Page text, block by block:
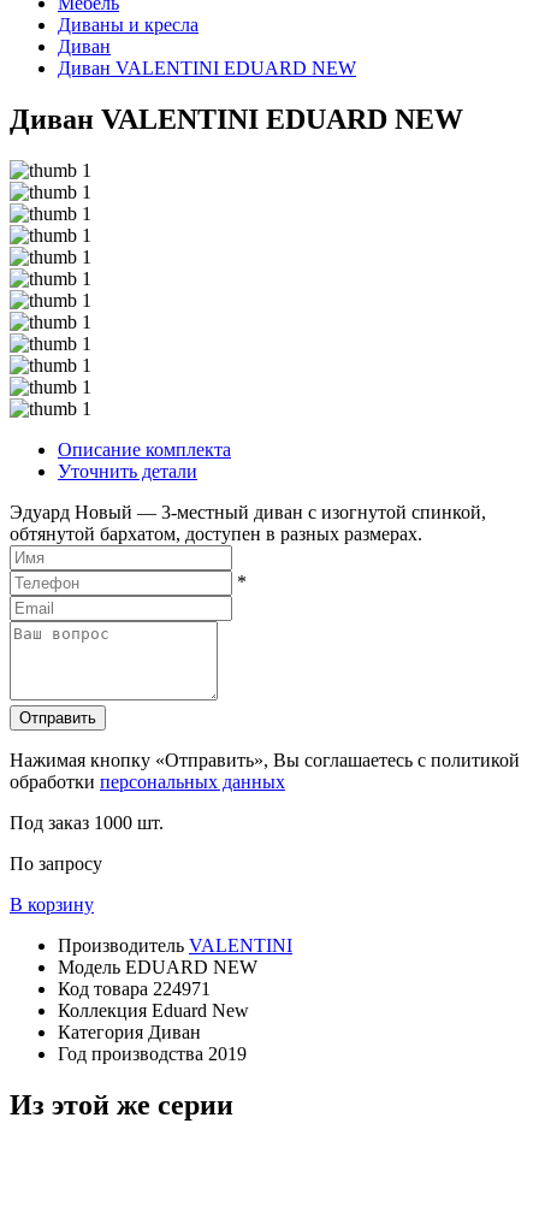
Диваны и кресла
Диван
Диван VALENTINI EDUARD NEW
Диван VALENTINI EDUARD NEW
Описание комплекта
Уточнить детали
Эдуард Новый — 3-местный диван с изогнутой спинкой,
обтянутой бархатом, доступен в разных размерах.
*
Отправить
Нажимая кнопку «Отправить», Вы соглашаетесь с политикой
обработки персональных данных
Под заказ 1000 шт.
По запросу
В корзину
Производитель VALENTINI
Модель EDUARD NEW
Код товара 224971
Коллекция Eduard New
Категория Диван
Год производства 2019
Из этой же серии